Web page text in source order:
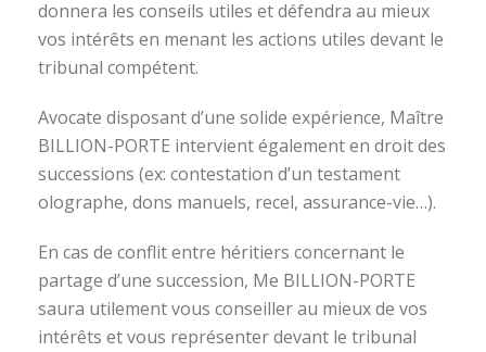
donnera les conseils utiles et défendra au mieux
vos intérêts en menant les actions utiles devant le
tribunal compétent.
Avocate disposant d’une solide expérience, Maître
BILLION-PORTE intervient également en droit des
successions (ex: contestation d’un testament
olographe, dons manuels, recel, assurance-vie…).
En cas de conflit entre héritiers concernant le
partage d’une succession, Me BILLION-PORTE
saura utilement vous conseiller au mieux de vos
intérêts et vous représenter devant le tribunal